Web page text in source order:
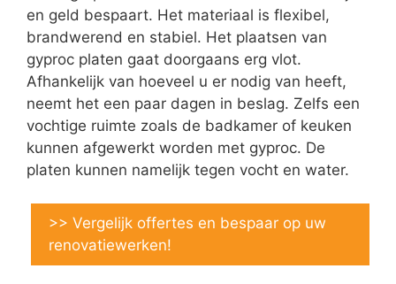
en geld bespaart. Het materiaal is flexibel,
brandwerend en stabiel. Het plaatsen van
gyproc platen gaat doorgaans erg vlot.
Afhankelijk van hoeveel u er nodig van heeft,
neemt het een paar dagen in beslag. Zelfs een
vochtige ruimte zoals de badkamer of keuken
kunnen afgewerkt worden met gyproc. De
platen kunnen namelijk tegen vocht en water.
>> Vergelijk offertes en bespaar op uw
renovatiewerken!